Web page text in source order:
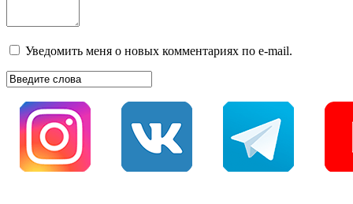
Уведомить меня о новых комментариях по e-mail.